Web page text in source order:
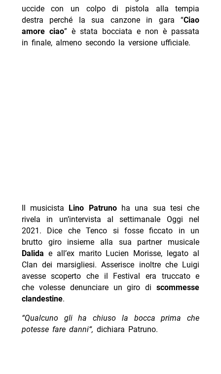
uccide con un colpo di pistola alla tempia
destra perché la sua canzone in gara “Ciao
amore ciao” è stata bocciata e non è passata
in finale, almeno secondo la versione ufficiale.
Il musicista Lino Patrunoha una sua tesi che
rivela in un’intervista al settimanale Oggi nel
2021. Dice che Tenco si fosse ficcato in un
brutto giro insieme alla sua partner musicale
Dalida e all’ex marito Lucien Morisse, legato al
Clan dei marsigliesi. Asserisce inoltre che Luigi
avesse scoperto che il Festival era truccato e
che volesse denunciare un giro discommesse
clandestine.
“Qualcuno gli ha chiuso la bocca prima che
potesse fare danni“, dichiara Patruno.